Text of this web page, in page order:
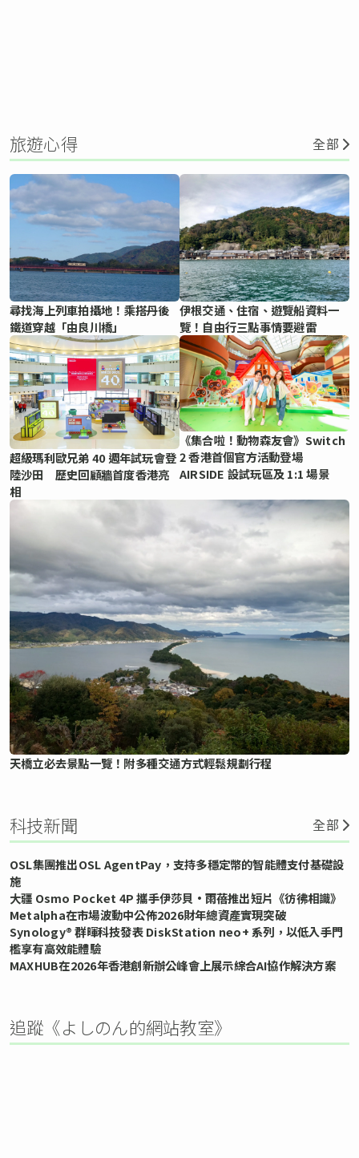
旅遊心得 全部
尋找海上列車拍攝地！乘搭丹後
鐵道穿越「由良川橋」
伊根交通、住宿、遊覽船資料一
覽！自由行三點事情要避雷
超級瑪利歐兄弟 40 週年試玩會登
陸沙田 歷史回顧牆首度香港亮
相
《集合啦！動物森友會》Switch
2 香港首個官方活動登場
AIRSIDE 設試玩區及 1:1 場景
天橋立必去景點一覽！附多種交通方式輕鬆規劃行程
科技新聞 全部
OSL集團推出OSL AgentPay，支持多穩定幣的智能體支付基礎設
施
大疆 Osmo Pocket 4P 攜手伊莎貝•雨蓓推出短片《彷彿相識》
Metalpha在市場波動中公佈2026財年總資產實現突破
Synology® 群暉科技發表 DiskStation neo+ 系列，以低入手門
檻享有高效能體驗
MAXHUB在2026年香港創新辦公峰會上展示綜合AI協作解決方案
追蹤《よしのん的網站教室》